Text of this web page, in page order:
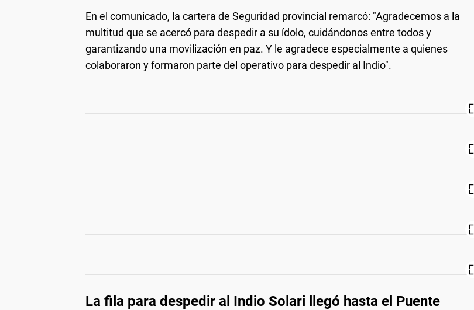
En el comunicado, la cartera de Seguridad provincial remarcó: "Agradecemos a la
multitud que se acercó para despedir a su ídolo, cuidándonos entre todos y
garantizando una movilización en paz. Y le agradece especialmente a quienes
colaboraron y formaron parte del operativo para despedir al Indio".
La fila para despedir al Indio Solari llegó hasta el Puente